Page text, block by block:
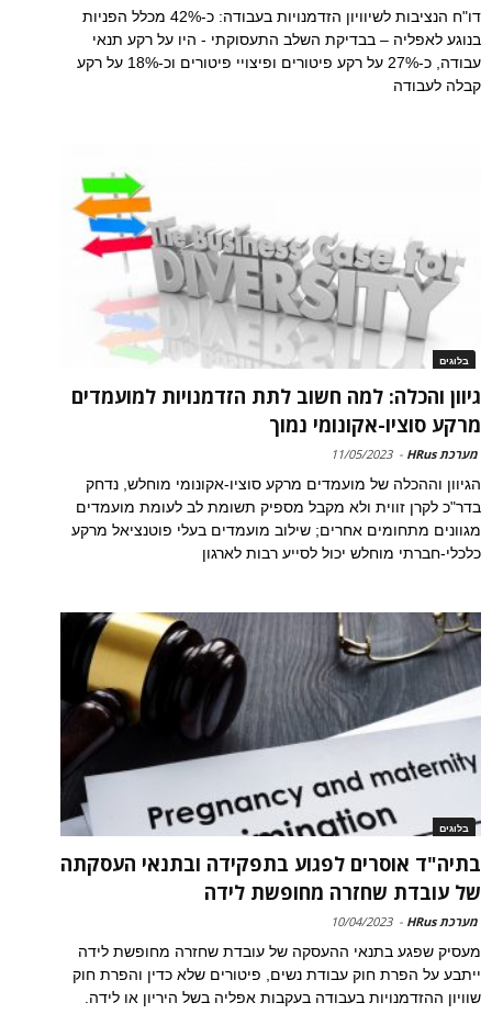
דו"ח הנציבות לשיוויון הזדמנויות בעבודה: כ-42% מכלל הפניות
בנוגע לאפליה – בבדיקת השלב התעסוקתי - היו על רקע תנאי
עבודה, כ-27% על רקע פיטורים ופיצויי פיטורים וכ-18% על רקע
קבלה לעבודה
בלוגים
גיוון והכלה: למה חשוב לתת הזדמנויות למועמדים
מרקע סוציו-אקונומי נמוך
מערכת HRus -
11/05/2023
הגיוון וההכלה של מועמדים מרקע סוציו-אקונומי מוחלש, נדחק
בדר"כ לקרן זווית ולא מקבל מספיק תשומת לב לעומת מועמדים
מגוונים מתחומים אחרים; שילוב מועמדים בעלי פוטנציאל מרקע
כלכלי-חברתי מוחלש יכול לסייע רבות לארגון
בלוגים
בתיה"ד אוסרים לפגוע בתפקידה ובתנאי העסקתה
של עובדת שחזרה מחופשת לידה
מערכת HRus -
10/04/2023
מעסיק שפגע בתנאי ההעסקה של עובדת שחזרה מחופשת לידה
ייתבע על הפרת חוק עבודת נשים, פיטורים שלא כדין והפרת חוק
שוויון ההזדמנויות בעבודה בעקבות אפליה בשל היריון או לידה.